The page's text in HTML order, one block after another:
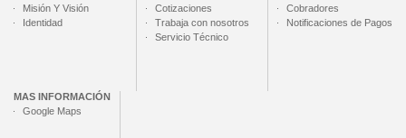
Misión Y Visión
Identidad
Cotizaciones
Trabaja con nosotros
Servicio Técnico
Cobradores
Notificaciones de Pagos
MAS INFORMACIÓN
Google Maps